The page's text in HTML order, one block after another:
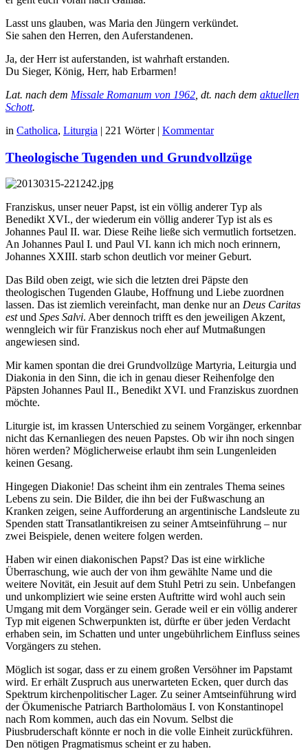
Lasst uns glauben, was Maria den Jüngern verkündet.
Sie sahen den Herren, den Auferstandenen.
Ja, der Herr ist auferstanden, ist wahrhaft erstanden.
Du Sieger, König, Herr, hab Erbarmen!
Lat. nach dem Missale Romanum von 1962 , dt. nach dem aktuellen
Schott.
in Catholica, Liturgia | 221 Wörter | Kommentar
Theologische Tugenden und Grundvollzüge
Franziskus, unser neuer Papst, ist ein völlig anderer Typ als
Benedikt XVI., der wiederum ein völlig anderer Typ ist als es
Johannes Paul II. war. Diese Reihe ließe sich vermutlich fortsetzen.
An Johannes Paul I. und Paul VI. kann ich mich noch erinnern,
Johannes XXIII. starb schon deutlich vor meiner Geburt.
Das Bild oben zeigt, wie sich die letzten drei Päpste den
theologischen Tugenden Glaube, Hoffnung und Liebe zuordnen
lassen. Das ist ziemlich vereinfacht, man denke nur an Deus Caritas
estund Spes Salvi. Aber dennoch trifft es den jeweiligen Akzent,
wenngleich wir für Franziskus noch eher auf Mutmaßungen
angewiesen sind.
Mir kamen spontan die drei Grundvollzüge Martyria, Leiturgia und
Diakonia in den Sinn, die ich in genau dieser Reihenfolge den
Päpsten Johannes Paul II., Benedikt XVI. und Franziskus zuordnen
möchte.
Liturgie ist, im krassen Unterschied zu seinem Vorgänger, erkennbar
nicht das Kernanliegen des neuen Papstes. Ob wir ihn noch singen
hören werden? Möglicherweise erlaubt ihm sein Lungenleiden
keinen Gesang.
Hingegen Diakonie! Das scheint ihm ein zentrales Thema seines
Lebens zu sein. Die Bilder, die ihn bei der Fußwaschung an
Kranken zeigen, seine Aufforderung an argentinische Landsleute zu
Spenden statt Transatlantikreisen zu seiner Amtseinführung – nur
zwei Beispiele, denen weitere folgen werden.
Haben wir einen diakonischen Papst? Das ist eine wirkliche
Überraschung, wie auch der von ihm gewählte Name und die
weitere Novität, ein Jesuit auf dem Stuhl Petri zu sein. Unbefangen
und unkompliziert wie seine ersten Auftritte wird wohl auch sein
Umgang mit dem Vorgänger sein. Gerade weil er ein völlig anderer
Typ mit eigenen Schwerpunkten ist, dürfte er über jeden Verdacht
erhaben sein, im Schatten und unter ungebührlichem Einfluss seines
Vorgängers zu stehen.
Möglich ist sogar, dass er zu einem großen Versöhner im Papstamt
wird. Er erhält Zuspruch aus unerwarteten Ecken, quer durch das
Spektrum kirchenpolitischer Lager. Zu seiner Amtseinführung wird
der Ökumenische Patriarch Bartholomäus I. von Konstantinopel
nach Rom kommen, auch das ein Novum. Selbst die
Piusbruderschaft könnte er noch in die volle Einheit zurückführen.
Den nötigen Pragmatismus scheint er zu haben.